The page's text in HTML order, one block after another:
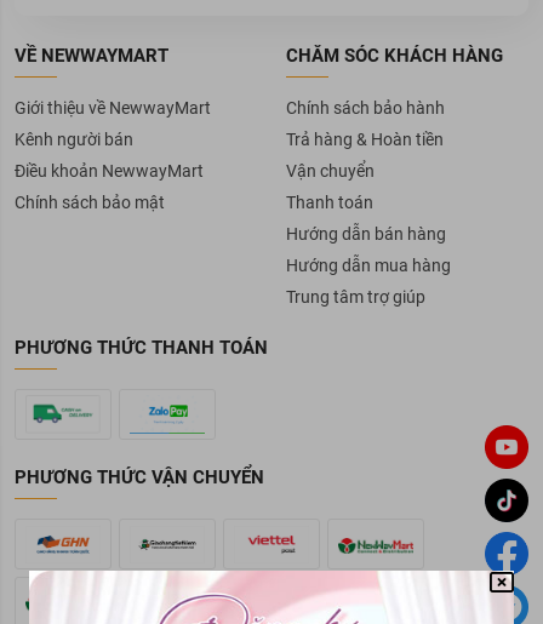
VỀ NEWWAYMART
Giới thiệu về NewwayMart
Kênh người bán
Điều khoản NewwayMart
Chính sách bảo mật
CHĂM SÓC KHÁCH HÀNG
Chính sách bảo hành
Trả hàng & Hoàn tiền
Vận chuyển
Thanh toán
Hướng dẫn bán hàng
Hướng dẫn mua hàng
Trung tâm trợ giúp
PHƯƠNG THỨC THANH TOÁN
PHƯƠNG THỨC VẬN CHUYỂN